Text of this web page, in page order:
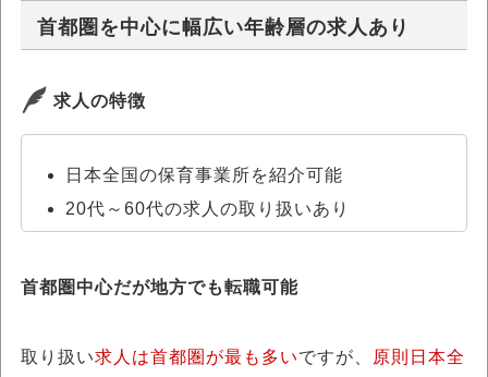
首都圏を中心に幅広い年齢層の求人あり
求人の特徴
日本全国の保育事業所を紹介可能
20代～60代の求人の取り扱いあり
首都圏中心だが地方でも転職可能
取り扱い求人は首都圏が最も多いですが、
原則日本全